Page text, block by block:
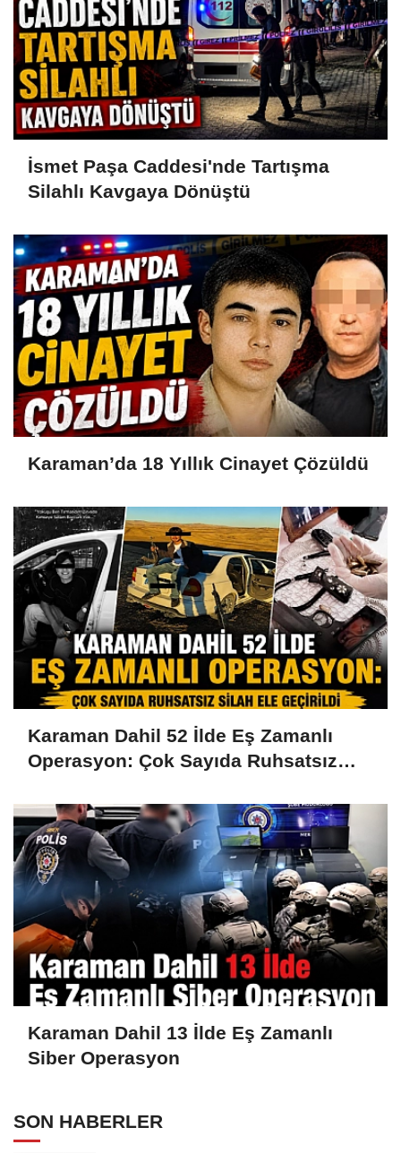
İsmet Paşa Caddesi'nde Tartışma
Silahlı Kavgaya Dönüştü
Karaman’da 18 Yıllık Cinayet Çözüldü
Karaman Dahil 52 İlde Eş Zamanlı
Operasyon: Çok Sayıda Ruhsatsız
Karaman Dahil 13 İlde Eş Zamanlı
Siber Operasyon
SON HABERLER